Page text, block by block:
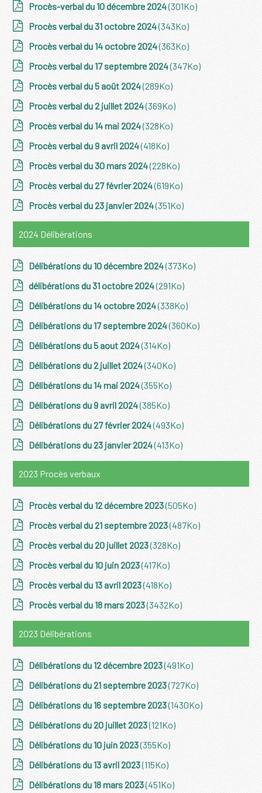
Procès-verbal du 10 décembre 2024(301Ko)
Procès verbal du 31 octobre 2024(343Ko)
Procès verbal du 14 octobre 2024(363Ko)
Procès verbal du 17 septembre 2024(347Ko)
Procès verbal du 5 août 2024(289Ko)
Procès verbal du 2 juillet 2024(369Ko)
Procès verbal du 14 mai 2024(328Ko)
Procès verbal du 9 avril 2024(418Ko)
Procès verbal du 30 mars 2024(228Ko)
Procès verbal du 27 février 2024(619Ko)
Procès verbal du 23 janvier 2024(351Ko)
2024 Délibérations
Délibérations du 10 décembre 2024(373Ko)
délibérations du 31 octobre 2024(291Ko)
Délibérations du 14 octobre 2024(338Ko)
Délibérations du 17 septembre 2024(360Ko)
Délibérations du 5 aout 2024(314Ko)
Délibérations du 2 juillet 2024(340Ko)
Délibérations du 14 mai 2024(355Ko)
Délibérations du 9 avril 2024(385Ko)
Délibérations du 27 février 2024(493Ko)
Délibérations du 23 janvier 2024(413Ko)
2023 Procès verbaux
Procès verbal du 12 décembre 2023(505Ko)
Procès verbal du 21 septembre 2023(487Ko)
Procès verbal du 20 juillet 2023(328Ko)
Procès verbal du 10 juin 2023(417Ko)
Procès verbal du 13 avril 2023(418Ko)
Procès verbal du 18 mars 2023(3432Ko)
2023 Délibérations
Délibérations du 12 décembre 2023(491Ko)
Délibérations du 21 septembre 2023(727Ko)
Délibérations du 16 septembre 2023(1430Ko)
Délibérations du 20 juillet 2023(121Ko)
Délibérations du 10 juin 2023(355Ko)
Délibérations du 13 avril 2023(115Ko)
Délibérations du 18 mars 2023(451Ko)